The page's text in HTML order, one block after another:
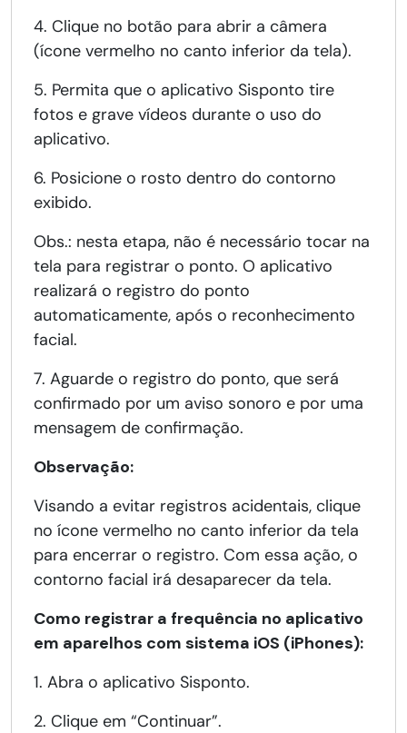
4. Clique no botão para abrir a câmera
(ícone vermelho no canto inferior da tela).
5. Permita que o aplicativo Sisponto tire
fotos e grave vídeos durante o uso do
aplicativo.
6. Posicione o rosto dentro do contorno
exibido.
Obs.: nesta etapa, não é necessário tocar na
tela para registrar o ponto. O aplicativo
realizará o registro do ponto
automaticamente, após o reconhecimento
facial.
7. Aguarde o registro do ponto, que será
confirmado por um aviso sonoro e por uma
mensagem de confirmação.
Observação:
Visando a evitar registros acidentais, clique
no ícone vermelho no canto inferior da tela
para encerrar o registro. Com essa ação, o
contorno facial irá desaparecer da tela.
Como registrar a frequência no aplicativo
em aparelhos com sistema iOS (iPhones):
1. Abra o aplicativo Sisponto.
2. Clique em “Continuar”.